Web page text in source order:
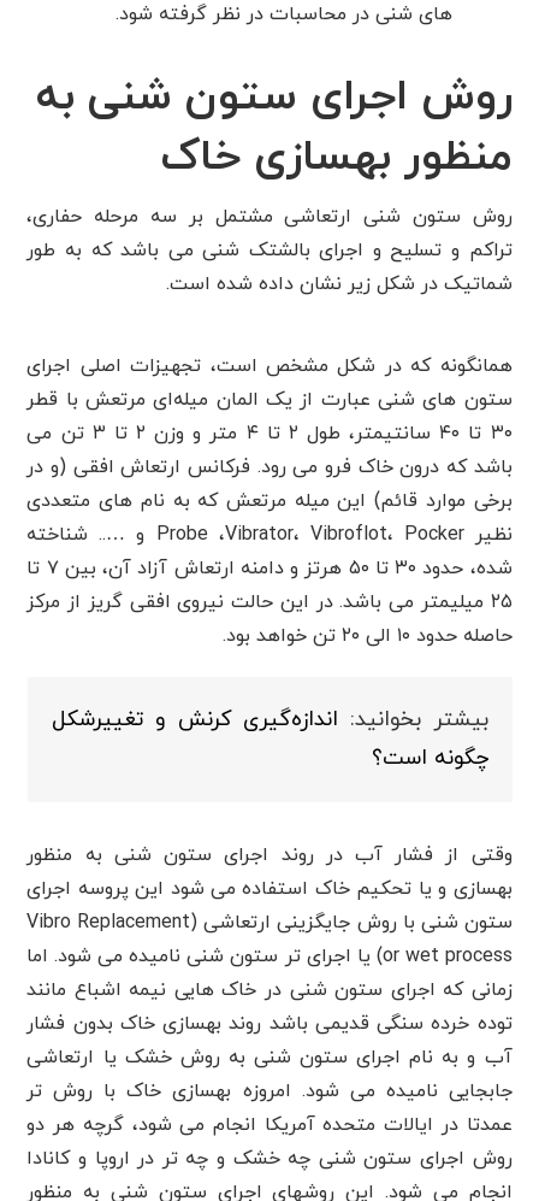
های شنی در محاسبات در نظر گرفته شود.
روش اجرای ستون شنی به
منظور بهسازی خاک
روش ستون شنی ارتعاشی مشتمل بر سه مرحله حفاری،
تراکم و تسلیح و اجرای بالشتک شنی می باشد که به طور
شماتیک در شکل زیر نشان داده شده است.
همانگونه که در شکل مشخص است، تجهیزات اصلی اجرای
ستون ­های شنی عبارت از یک المان میله‌ای مرتعش با قطر
۳۰ تا ۴۰ سانتیمتر، طول ۲ تا ۴ متر و وزن ۲ تا ۳ تن می
باشد که درون خاک فرو ‌می رود. فرکانس ارتعاش افقی (و در
برخی موارد قائم) این میله مرتعش که به نام های متعددی
نظیر Probe ،‌Vibrator، Vibroflot، Pocker و ….. شناخته
شده، حدود ۳۰ تا ۵۰ هرتز و دامنه ارتعاش آزاد آن، بین ۷ تا
۲۵ میلیمتر می باشد. در این حالت نیروی افقی گریز از مرکز
حاصله حدود ۱۰ الی ۲۰ تن خواهد بود.
بیشتر بخوانید: اندازه‌گیری کرنش و تغییرشکل
چگونه است؟
وقتی از فشار آب در روند اجرای ستون شنی به منظور
بهسازی و یا تحکیم خاک استفاده می شود این پروسه اجرای
ستون شنی با روش جایگزینی ارتعاشی (Vibro Replacement
or wet process) یا اجرای تر ستون شنی نامیده می شود. اما
زمانی که اجرای ستون شنی در خاک هایی نیمه اشباع مانند
توده خرده سنگی قدیمی باشد روند بهسازی خاک بدون فشار
آب و به نام اجرای ستون شنی به روش خشک یا ارتعاشی
جابجایی نامیده می شود. امروزه بهسازی خاک با روش تر
عمدتا در ایالات متحده آمریکا انجام می شود، گرچه هر دو
روش اجرای ستون شنی چه خشک و چه تر در اروپا و کانادا
انجام می شود. این روشهای اجرای ستون شنی به منظور